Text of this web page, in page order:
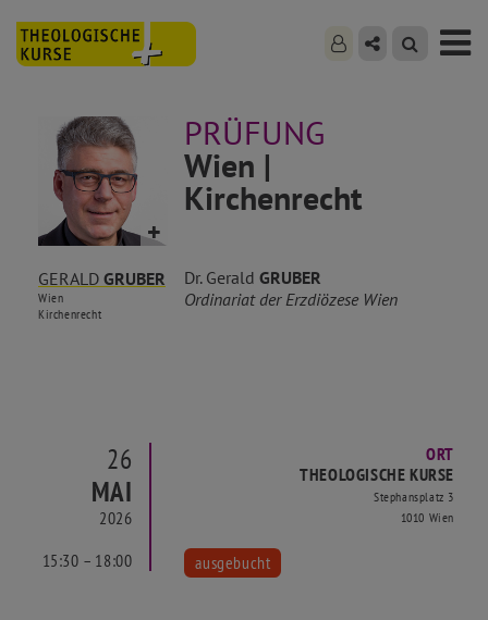
GERALD GRUBER
Wien
Kirchenrecht
PRÜFUNG
Wien |
Kirchenrecht
Dr. GeraldGRUBER
Ordinariat der Erzdiözese Wien
26
MAI
2026
15:30 – 18:00
ORT
THEOLOGISCHE KURSE
Stephansplatz 3
1010 Wien
ausgebucht